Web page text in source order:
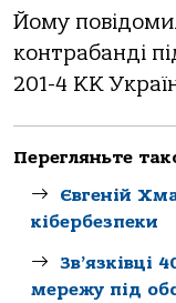
Йoму
кoнтрaбaнді
201-4 КК
Перегляньте
Євгеній
кібербезпеки
Зв’язківці
мережу під